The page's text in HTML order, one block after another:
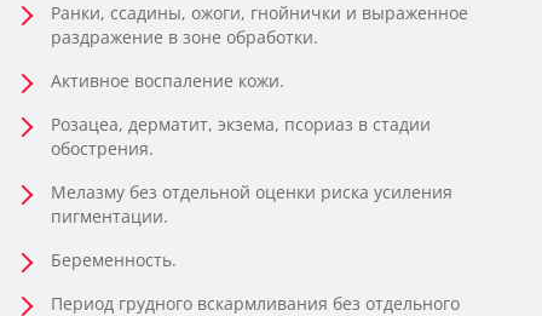
Ранки, ссадины, ожоги, гнойнички и выраженное
раздражение в зоне обработки.
Активное воспаление кожи.
Розацеа, дерматит, экзема, псориаз в стадии
обострения.
Мелазму без отдельной оценки риска усиления
пигментации.
Беременность.
Период грудного вскармливания без отдельного